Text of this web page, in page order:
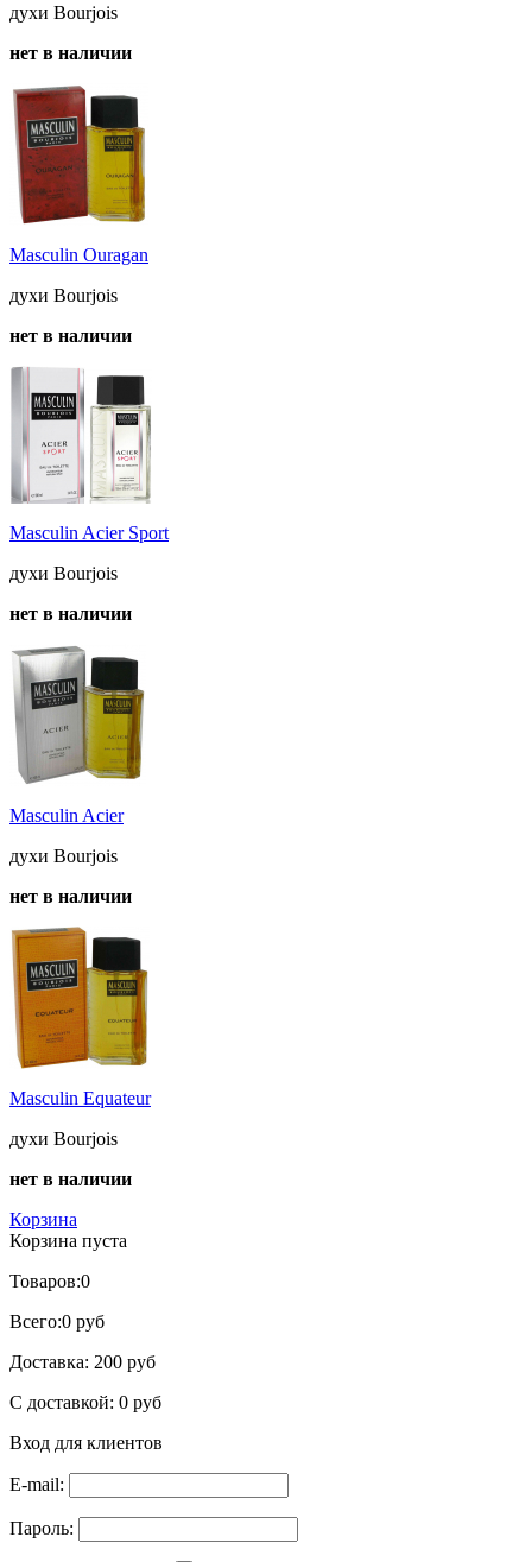
духи Bourjois
нет в наличии
Masculin Ouragan
духи Bourjois
нет в наличии
Masculin Acier Sport
духи Bourjois
нет в наличии
Masculin Acier
духи Bourjois
нет в наличии
Masculin Equateur
духи Bourjois
нет в наличии
Корзина
Корзина пуста
Товаров:0
Всего:0 руб
Доставка: 200 руб
С доставкой: 0 руб
Вход для клиентов
E-mail:
Пароль: